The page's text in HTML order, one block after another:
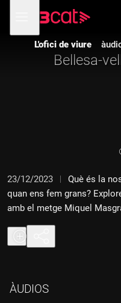
navegació
principal
menú
de
L'ofici de viure
Bellesa-
23/12/2023
Què és la
quan ens fem grans?
amb el metge Miquel
Laura Puga i la facilitadora
Anna Llordés. Amb el
ÀUDIOS